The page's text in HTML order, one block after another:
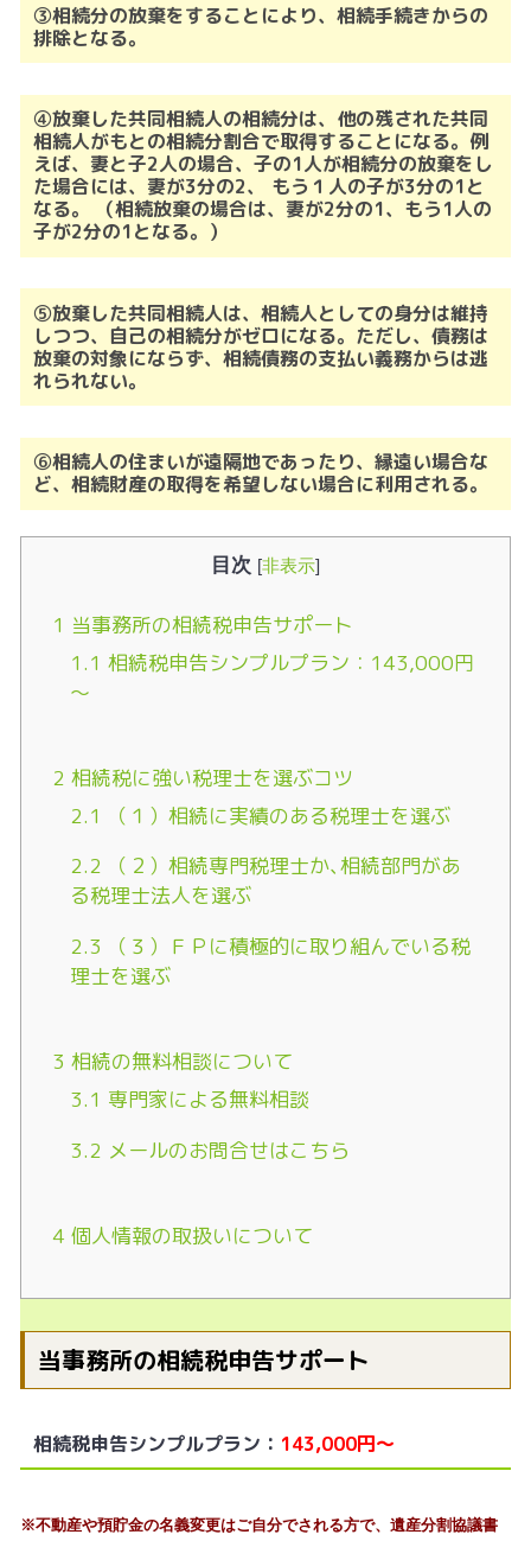
③相続分の放棄をすることにより、相続手続きからの
排除となる。
④放棄した共同相続人の相続分は、他の残された共同
相続人がもとの相続分割合で取得することになる。 例
えば、妻と子2人の場合、子の1人が相続分の放棄をし
た場合には、妻が3分の2、
もう１人の子が3分の1と
なる。 （相続放棄の場合は、妻が2分の1、もう1人の
子が2分の1となる。）
⑤放棄した共同相続人は、相続人としての身分は維持
しつつ、自己の相続分がゼロになる。 ただし、債務は
放棄の対象にならず、相続債務の支払い義務からは逃
れられない。
⑥相続人の住まいが遠隔地であったり、縁遠い場合な
ど、相続財産の取得を希望しない場合に利用される。
目次 [非表示]
1 当事務所の相続税申告サポート
1.1 相続税申告シンプルプラン：143,000円
～
2 相続税に強い税理士を選ぶコツ
2.1
（１）相続に実績のある税理士を選ぶ
2.2 （２）相続専門税理士か､相続部門があ
る税理士法人を選ぶ
2.3 （３）ＦＰに積極的に取り組んでいる税
理士を選ぶ
3 相続の無料相談について
3.1 専門家による無料相談
3.2 メールのお問合せはこちら
4 個人情報の取扱いについて
当事務所の相続税申告サポート
相続税申告シンプルプラン： 143,000円～
※不動産や預貯金の名義変更はご自分でされる方で、遺産分割協議書